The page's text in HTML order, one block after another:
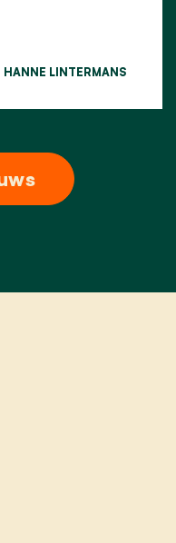
HANNE LINTERMANS